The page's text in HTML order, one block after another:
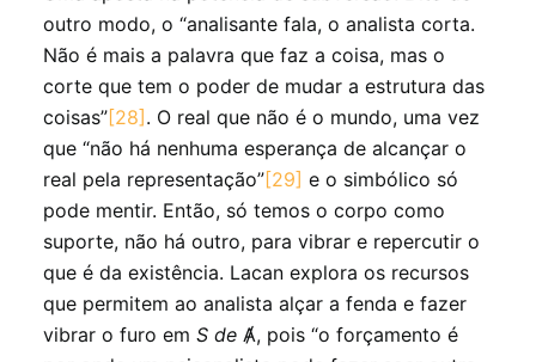
outro modo, o “analisante fala, o analista corta.
Não é mais a palavra que faz a coisa, mas o
corte que tem o poder de mudar a estrutura das
coisas”[28] . O real que não é o mundo, uma vez
que “não há nenhuma esperança de alcançar o
real pela representação”[29] e o simbólico só
pode mentir. Então, só temos o corpo como
suporte, não há outro, para vibrar e repercutir o
que é da existência. Lacan explora os recursos
que permitem ao analista alçar a fenda e fazer
vibrar o furo em S de Ⱥ, pois “o forçamento é